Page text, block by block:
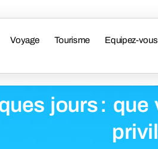
Voyage Tourisme Equipez-vous
jours :